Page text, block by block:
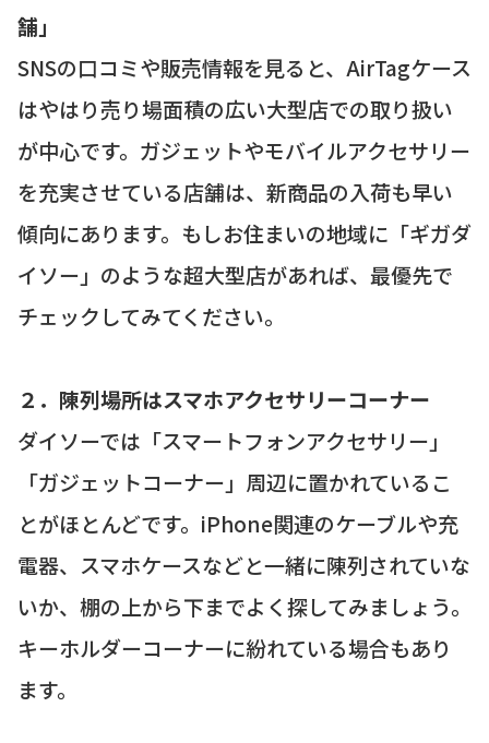
舗」
SNSの口コミや販売情報を見ると、AirTagケース
はやはり売り場面積の広い大型店での取り扱い
が中心です。ガジェットやモバイルアクセサリー
を充実させている店舗は、新商品の入荷も早い
傾向にあります。もしお住まいの地域に「ギガダ
イソー」のような超大型店があれば、最優先で
チェックしてみてください。
２．陳列場所はスマホアクセサリーコーナー
ダイソーでは「スマートフォンアクセサリー」
「ガジェットコーナー」周辺に置かれているこ
とがほとんどです。iPhone関連のケーブルや充
電器、スマホケースなどと一緒に陳列されていな
いか、棚の上から下までよく探してみましょう。
キーホルダーコーナーに紛れている場合もあり
ます。